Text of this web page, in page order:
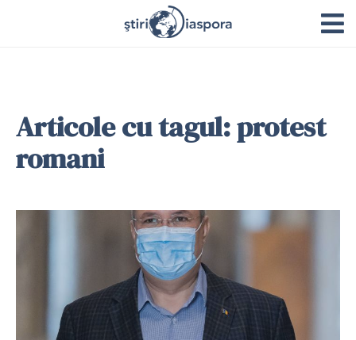
Articole cu tagul: protest
romani